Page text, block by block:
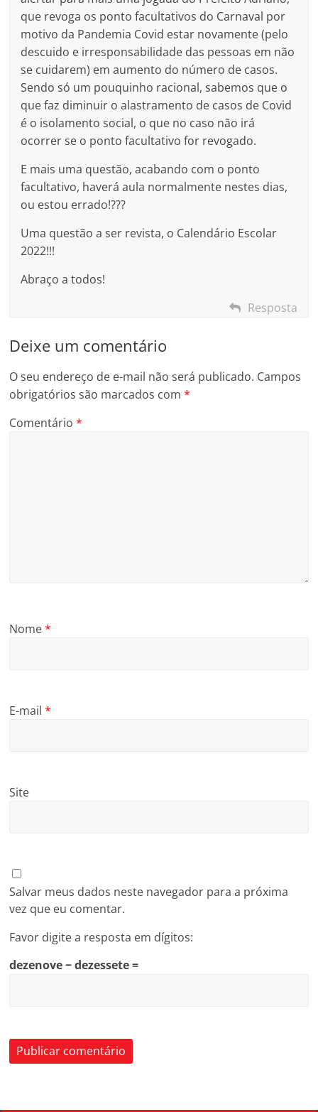
que revoga os ponto facultativos do Carnaval por
motivo da Pandemia Covid estar novamente (pelo
descuido e irresponsabilidade das pessoas em não
se cuidarem) em aumento do número de casos.
Sendo só um pouquinho racional, sabemos que o
que faz diminuir o alastramento de casos de Covid
é o isolamento social, o que no caso não irá
ocorrer se o ponto facultativo for revogado.
E mais uma questão, acabando com o ponto
facultativo, haverá aula normalmente nestes dias,
ou estou errado!???
Uma questão a ser revista, o Calendário Escolar
2022!!!
Abraço a todos!
Resposta
Deixe um comentário
O seu endereço de e-mail não será publicado. Campos
obrigatórios são marcados com*
Comentário*
Nome*
E-mail*
Site
Salvar meus dados neste navegador para a próxima
vez que eu comentar.
Favor digite a resposta em dígitos:
dezenove − dezessete =